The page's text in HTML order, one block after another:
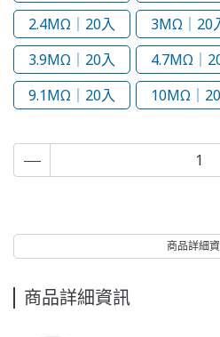
2.4MΩ｜20入
3MΩ｜20
3.9MΩ｜20入
4.7MΩ｜
9.1MΩ｜20入
10MΩ｜
商品詳細
商品詳細資訊